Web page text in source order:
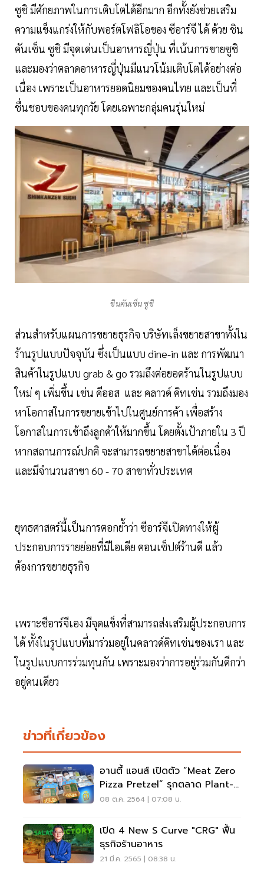
ซูชิ มีศักยภาพในการเติบโตได้อีกมาก อีกทั้งยังช่วยเสริม
ความแข็งแกร่งให้กับพอร์ตโฟลิโอของ ซีอาร์จี ได้ ด้วย ชิน
คันเซ็น ซูชิ มีจุดเด่นเป็นอาหารญี่ปุ่น ที่เน้นการขายซูชิ
และมองว่าตลาดอาหารญี่ปุ่นมีแนวโน้มเติบโตได้อย่างต่อ
เนื่อง เพราะเป็นอาหารยอดนิยมของคนไทย และเป็นที่
ชื่นชอบของคนทุกวัย โดยเฉพาะกลุ่มคนรุ่นใหม่
ชินคันเซ็น ซูชิ
ส่วนสำหรับแผนการขยายธุรกิจ บริษัทเล็งขยายสาขาทั้งใน
ร้านรูปแบบปัจจุบัน ซึ่งเป็นแบบ dine-in และ การพัฒนา
สินค้าในรูปแบบ grab & go รวมถึงต่อยอดร้านในรูปแบบ
ใหม่ ๆ เพิ่มขึ้น เช่น คีออส และ คลาวด์ คิทเช่น รวมถึงมอง
หาโอกาสในการขยายเข้าไปในศูนย์การค้า เพื่อสร้าง
โอกาสในการเข้าถึงลูกค้าให้มากขึ้น โดยตั้งเป้าภายใน 3 ปี
หากสถานการณ์ปกติ จะสามารถขยายสาขาได้ต่อเนื่อง
และมีจำนวนสาขา 60 - 70 สาขาทั่วประเทศ
ยุทธศาสตร์นี้เป็นการตอกย้ำว่า ซีอาร์จีเปิดทางให้ผู้
ประกอบการรายย่อยที่มีไอเดีย คอนเซ็ปต์ร้านดี แล้ว
ต้องการขยายธุรกิจ
เพราะซีอาร์จีเอง มีจุดแข็งที่สามารถส่งเสริมผู้ประกอบการ
ได้ ทั้งในรูปแบบที่มาร่วมอยู่ในคลาวด์คิทเช่นของเรา และ
ในรูปแบบการร่วมทุนกัน เพราะมองว่าการอยู่ร่วมกันดีกว่า
อยู่คนเดียว
ข่าวที่เกี่ยวข้อง
อานตี้ แอนส์ เปิดตัว “Meat Zero
Pizza Pretzel” รุกตลาด Plant-
Based
08 ต.ค. 2564 | 07:08 น.
เปิด 4 New S Curve "CRG" ฟื้น
ธุรกิจร้านอาหาร
21 มี.ค. 2565 | 08:38 น.